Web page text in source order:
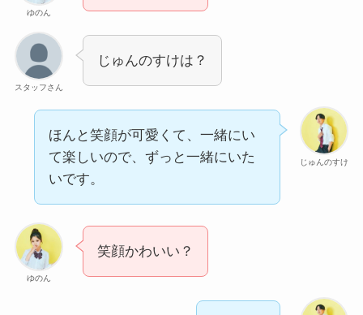
ゆのん
スタッフさん
じゅんのすけは？
じゅんのすけ
ほんと笑顔が可愛くて、一緒にい
て楽しいので、ずっと一緒にいた
いです。
ゆのん
笑顔かわいい？